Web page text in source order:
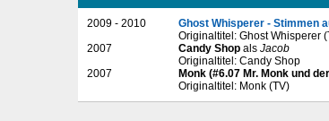
2009 - 2010 Ghost Whisperer - Stimmen
Originaltitel: Ghost Whisperer
2007
Candy Shop als Jacob
Originaltitel: Candy Shop
2007
Monk (#6.07 Mr. Monk und
Originaltitel: Monk (TV)